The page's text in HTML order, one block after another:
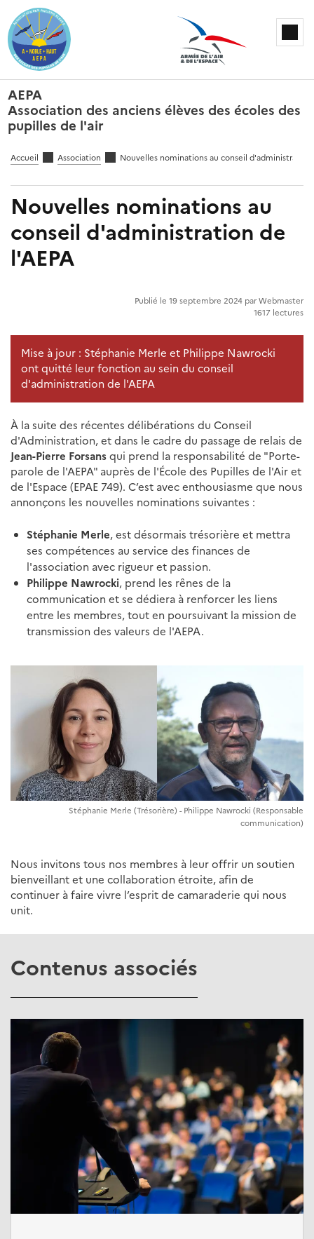
AEPA
Association des anciens élèves des écoles des
pupilles de l'air
Accueil Association Nouvelles nominations au conseil d'administration
Nouvelles nominations au
conseil d'administration de
l'AEPA
Publié le 19 septembre 2024 par Webmaster
1617 lectures
Mise à jour : Stéphanie Merle et Philippe Nawrocki
ont quitté leur fonction au sein du conseil
d'administration de l'AEPA
À la suite des récentes délibérations du Conseil
d'Administration, et dans le cadre du passage de relais de
Jean-Pierre Forsansqui prend la responsabilité de "Porte-
parole de l'AEPA" auprès de l'École des Pupilles de l'Air et
de l'Espace (EPAE 749). C’est avec enthousiasme que nous
annonçons les nouvelles nominations suivantes :
Stéphanie Merle, est désormais trésorière et mettra
ses compétences au service des finances de
l'association avec rigueur et passion.
Philippe Nawrocki, prend les rênes de la
communication et se dédiera à renforcer les liens
entre les membres, tout en poursuivant la mission de
transmission des valeurs de l'AEPA.
Stéphanie Merle (Trésorière) - Philippe Nawrocki (Responsable
communication)
Nous invitons tous nos membres à leur offrir un soutien
bienveillant et une collaboration étroite, afin de
continuer à faire vivre l’esprit de camaraderie qui nous
unit.
Contenus associés